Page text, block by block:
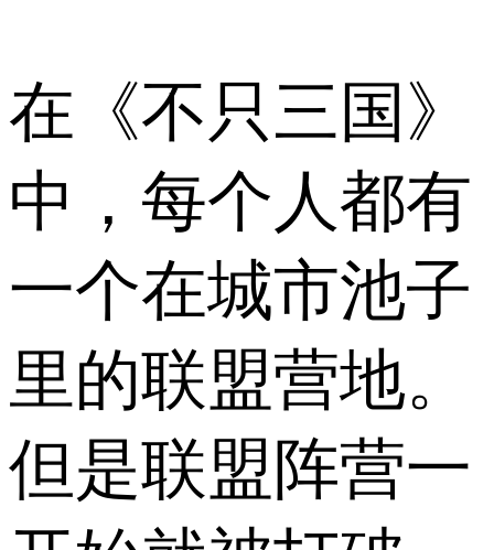
在《不只三国》
中，每个人都有
一个在城市池子
里的联盟营地。
但是联盟阵营一